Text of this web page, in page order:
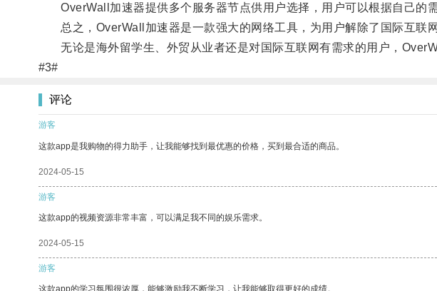
OverWall加速器提供多个服务器节点供用户选择，用户可以根据自己的
总之，OverWall加速器是一款强大的网络工具，为用户解除了国际互联
无论是海外留学生、外贸从业者还是对国际互联网有需求的用户，
#3#
评论
游客
这款app是我购物的得力助手，让我能够找到最优惠的价格，买到最合适的商品。
2024-05-15
游客
这款app的视频资源非常丰富，可以满足我不同的娱乐需求。
2024-05-15
游客
这款app的学习氛围很浓厚，能够激励我不断学习，让我能够取得更好的成绩。